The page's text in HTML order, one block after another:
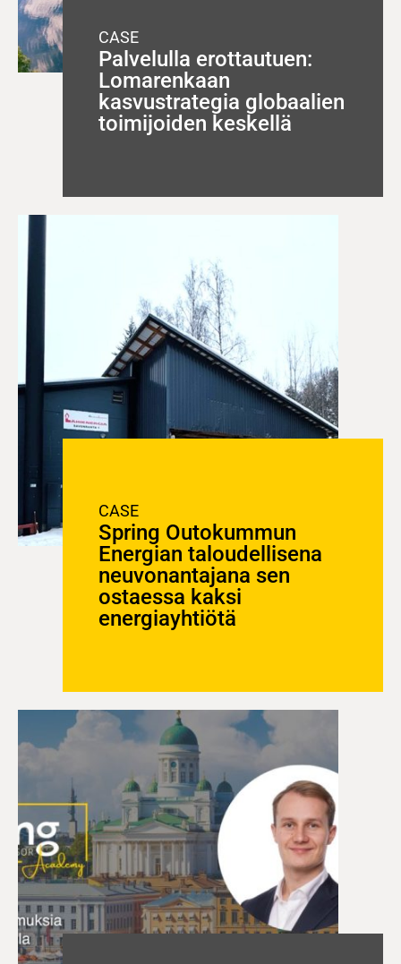
CASE
Palvelulla erottautuen:
Lomarenkaan
kasvustrategia globaalien
toimijoiden keskellä
CASE
Spring Outokummun
Energian taloudellisena
neuvonantajana sen
ostaessa kaksi
energiayhtiötä